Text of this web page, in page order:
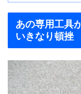
あの専用工具
いきなり頓挫